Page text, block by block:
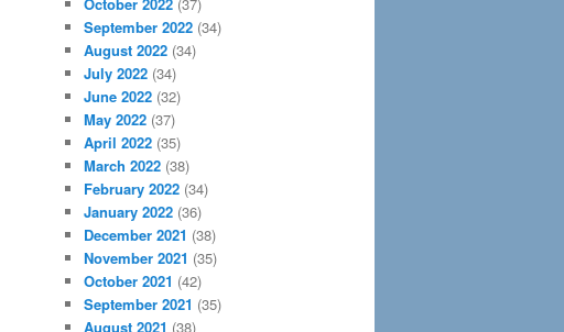
September 2022 (34)
August 2022 (34)
July 2022 (34)
June 2022 (32)
May 2022 (37)
April 2022 (35)
March 2022 (38)
February 2022 (34)
January 2022 (36)
December 2021 (38)
November 2021 (35)
October 2021 (42)
September 2021 (35)
August 2021 (38)